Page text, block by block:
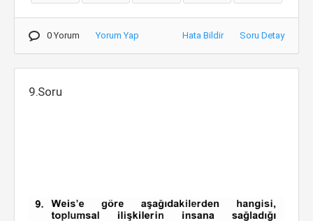
0 Yorum Yorum Yap Hata Bildir Soru Detay
9.Soru